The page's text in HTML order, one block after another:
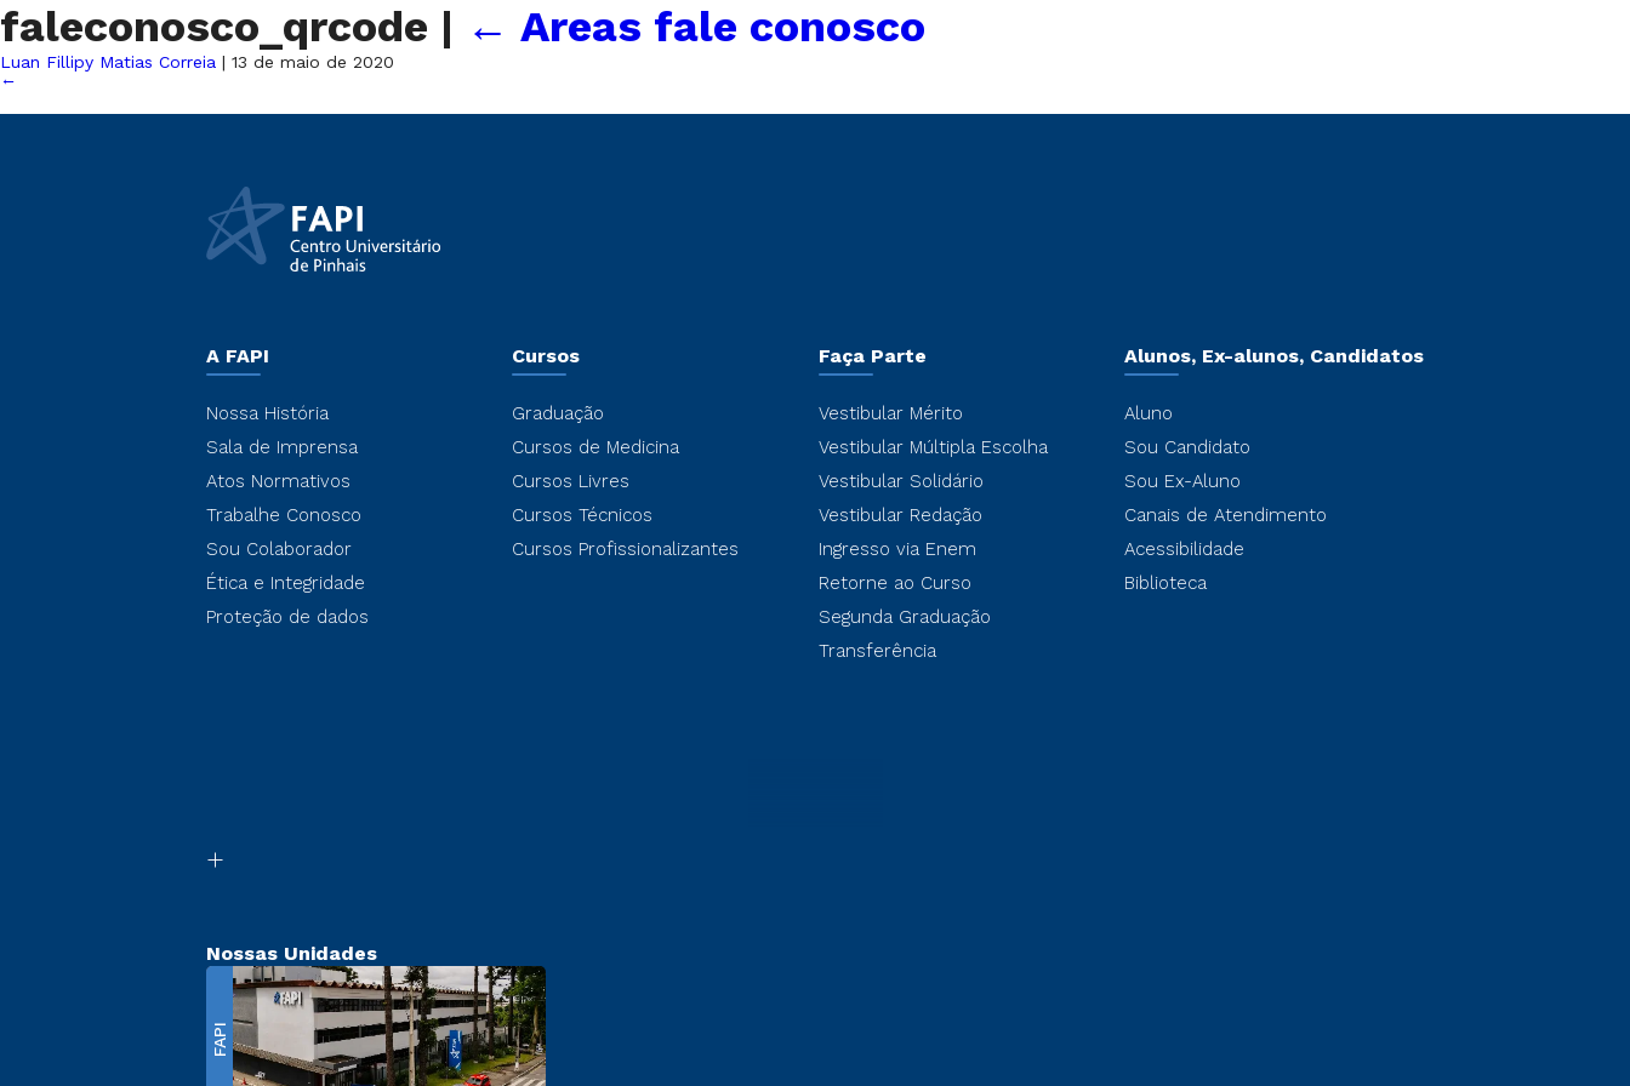
faleconosco_qrcode | ← Areas fale conosco
Luan Fillipy Matias Correia | 13 de maio de 2020
←
A FAPI
Nossa História
Sala de Imprensa
Atos Normativos
Trabalhe Conosco
Sou Colaborador
Ética e Integridade
Proteção de dados
Cursos
Graduação
Cursos de Medicina
Cursos Livres
Cursos Técnicos
Cursos Profissionalizantes
Faça Parte
Vestibular Mérito
Vestibular Múltipla Escolha
Vestibular Solidário
Vestibular Redação
Ingresso via Enem
Retorne ao Curso
Segunda Graduação
Transferência
Alunos, Ex-alunos, Candidatos
Aluno
Sou Candidato
Sou Ex-Aluno
Canais de Atendimento
Acessibilidade
Biblioteca
Nossas Unidades
FAPI